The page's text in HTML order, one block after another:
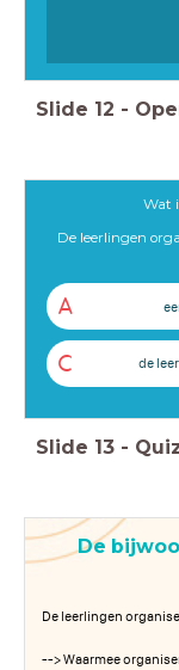
Slide 12 -
Wat
De leerlingen
A
C de
Slide 13 -
De
De leerlingen
--> Waarmee